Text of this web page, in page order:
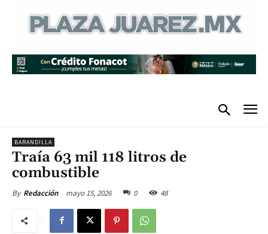
BARANDILLA
Traía 63 mil 118 litros de
combustible
By Redacción mayo 15, 2026 0 48